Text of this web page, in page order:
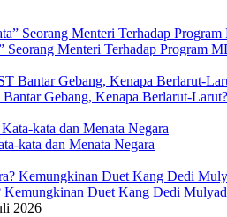
Seorang Menteri Terhadap Program
Gebang, Kenapa Berlarut-Larut?
kata dan Menata Negara
Kemungkinan Duet Kang Dedi
2026